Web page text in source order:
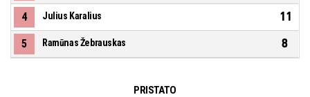
4 Julius Karalius 11
5 Ramūnas Žebrauskas 8
PRISTATO